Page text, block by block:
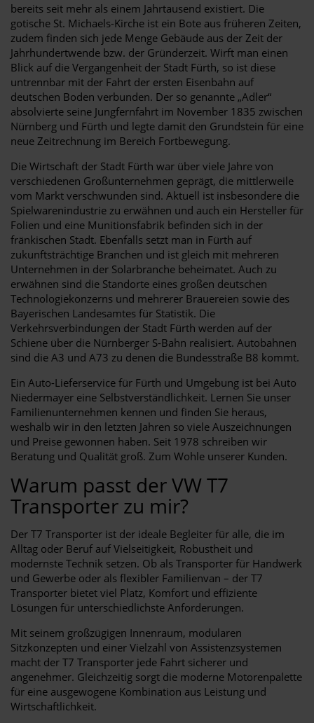
bereits seit mehr als einem Jahrtausend existiert. Die
gotische St. Michaels-Kirche ist ein Bote aus früheren Zeiten,
zudem finden sich jede Menge Gebäude aus der Zeit der
Jahrhundertwende bzw. der Gründerzeit. Wirft man einen
Blick auf die Vergangenheit der Stadt Fürth, so ist diese
untrennbar mit der Fahrt der ersten Eisenbahn auf
deutschen Boden verbunden. Der so genannte „Adler“
absolvierte seine Jungfernfahrt im November 1835 zwischen
Nürnberg und Fürth und legte damit den Grundstein für eine
neue Zeitrechnung im Bereich Fortbewegung.
Die Wirtschaft der Stadt Fürth war über viele Jahre von
verschiedenen Großunternehmen geprägt, die mittlerweile
vom Markt verschwunden sind. Aktuell ist insbesondere die
Spielwarenindustrie zu erwähnen und auch ein Hersteller für
Folien und eine Munitionsfabrik befinden sich in der
fränkischen Stadt. Ebenfalls setzt man in Fürth auf
zukunftsträchtige Branchen und ist gleich mit mehreren
Unternehmen in der Solarbranche beheimatet. Auch zu
erwähnen sind die Standorte eines großen deutschen
Technologiekonzerns und mehrerer Brauereien sowie des
Bayerischen Landesamtes für Statistik. Die
Verkehrsverbindungen der Stadt Fürth werden auf der
Schiene über die Nürnberger S-Bahn realisiert. Autobahnen
sind die A3 und A73 zu denen die Bundesstraße B8 kommt.
Ein Auto-Lieferservice für Fürth und Umgebung ist bei Auto
Niedermayer eine Selbstverständlichkeit. Lernen Sie unser
Familienunternehmen kennen und finden Sie heraus,
weshalb wir in den letzten Jahren so viele Auszeichnungen
und Preise gewonnen haben. Seit 1978 schreiben wir
Beratung und Qualität groß. Zum Wohle unserer Kunden.
Warum passt der VW T7
Transporter zu mir?
Der T7 Transporter ist der ideale Begleiter für alle, die im
Alltag oder Beruf auf Vielseitigkeit, Robustheit und
modernste Technik setzen. Ob als Transporter für Handwerk
und Gewerbe oder als flexibler Familienvan – der T7
Transporter bietet viel Platz, Komfort und effiziente
Lösungen für unterschiedlichste Anforderungen.
Mit seinem großzügigen Innenraum, modularen
Sitzkonzepten und einer Vielzahl von Assistenzsystemen
macht der T7 Transporter jede Fahrt sicherer und
angenehmer. Gleichzeitig sorgt die moderne Motorenpalette
für eine ausgewogene Kombination aus Leistung und
Wirtschaftlichkeit.